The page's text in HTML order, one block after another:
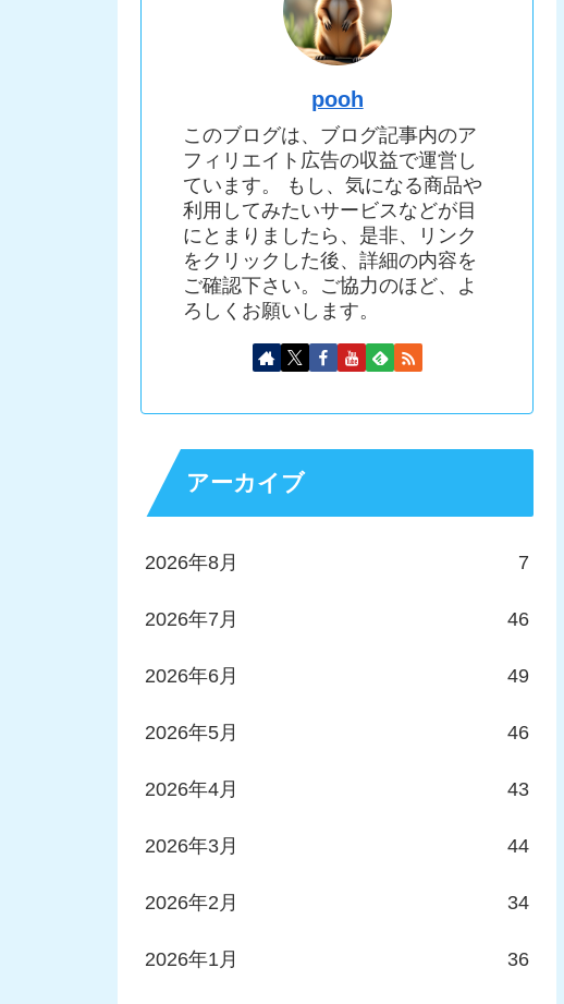
pooh
このブログは、ブログ記事内のア
フィリエイト広告の収益で運営し
ています。 もし、気になる商品や
利用してみたいサービスなどが目
にとまりましたら、是非、リンク
をクリックした後、詳細の内容を
ご確認下さい。ご協力のほど、よ
ろしくお願いします。
アーカイブ
2026年8月 7
2026年7月 46
2026年6月 49
2026年5月 46
2026年4月 43
2026年3月 44
2026年2月 34
2026年1月 36